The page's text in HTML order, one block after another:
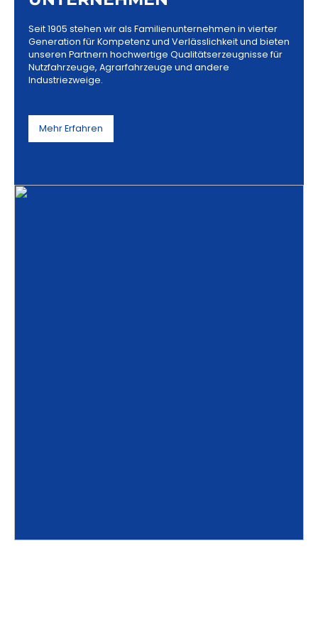
Seit 1905 stehen wir als Familienunternehmen in vierter
Generation für Kompetenz und Verlässlichkeit und bieten
unseren Partnern hochwertige Qualitätserzeugnisse für
Nutzfahrzeuge, Agrarfahrzeuge und andere
Industriezweige.
Mehr Erfahren